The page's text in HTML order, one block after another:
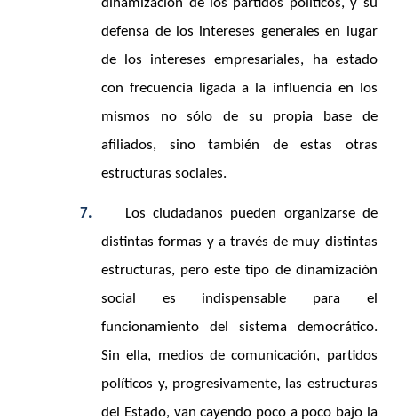
defensa de los intereses generales en lugar
de los intereses empresariales, ha estado
con frecuencia ligada a la influencia en los
mismos no sólo de su propia base de
afiliados, sino también de estas otras
estructuras sociales.
7.
Los ciudadanos pueden organizarse de
distintas formas y a través de muy distintas
estructuras, pero este tipo de dinamización
social es indispensable para el
funcionamiento del sistema democrático.
Sin ella, medios de comunicación, partidos
políticos y, progresivamente, las estructuras
del Estado, van cayendo poco a poco bajo la